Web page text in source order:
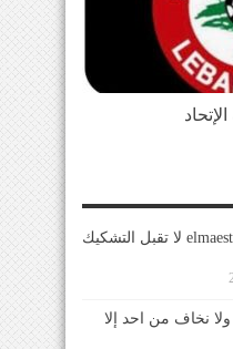
مصداقية elmaestrosport لا تقبل التشكيك
نخاف من احد إلا